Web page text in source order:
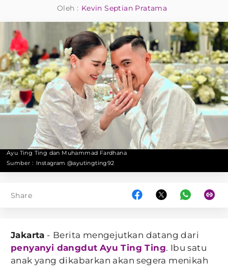
Oleh : Kevin Septian Pratama
Ayu Ting Ting dan Muhammad Fardhana
Sumber : Instagram @ayutingting92
Share
Jakarta - Berita mengejutkan datang dari
penyanyi dangdut Ayu Ting Ting. Ibu satu
anak yang dikabarkan akan segera menikah